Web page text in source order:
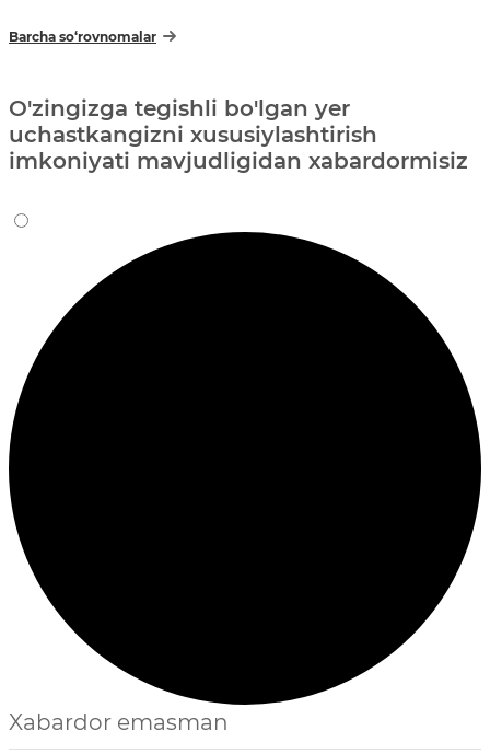
Barcha so‘rovnomalar
O'zingizga tegishli bo'lgan yer
uchastkangizni xususiylashtirish
imkoniyati mavjudligidan xabardormisiz
Xabardor emasman